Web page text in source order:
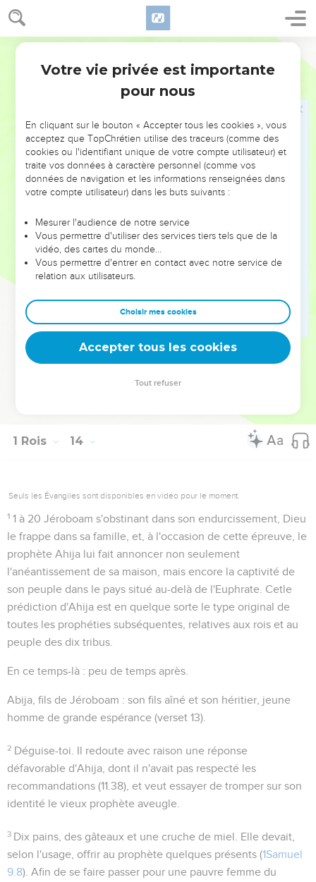
1 Rois 13
circonstance montrait qu'il y avait ici autre chose qu'un
accident naturel. Plus le prophète avait été honoré d'une
connaissance surnaturelle, plus sa désobéissance était
criminelle (Luc 12.48). Par la fin tragique du prophète, Dieu
répare le scandale donné par cette désobéissance et rétablit
l'autorité compromise de l'avertissement donné à Jéroboam.
Le prophète de Béthel sent sa culpabilité. Il agit envers
celui de Juda comme envers un membre de sa propre
famille.
31 et 32Il veut être enseveli avec lui ; car il le reconnaît
pour un frère, un vrai prophète. comparez
2Rois 23.17-18
Dans les villes de Samarie
A établir des sacrificateurs, littéralement :
à leur remplir la
main..., terme consacré pour dire installer dans le sacerdoce
Exode 28.41
1 Rois 14
Seuls les Évangiles sont disponibles en vidéo pour le moment.
1 1 à 20 Jéroboam s'obstinant dans son endurcissement, Dieu
le frappe dans sa famille, et, à l'occasion de cette épreuve, le
prophète Ahija lui fait annoncer non seulement
l'anéantissement de sa maison, mais encore la captivité de
son peuple dans le pays situé au-delà de l'Euphrate. Cetle
prédiction d'Ahija est en quelque sorte le type original de
toutes les prophéties subséquentes, relatives aux rois et au
peuple des dix tribus.
En ce temps-là : peu de temps après.
Abija, fils de Jéroboam : son fils aîné et son héritier, jeune
homme de grande espérance (verset 13).
2 Déguise-toi . Il redoute avec raison une réponse
défavorable d'Ahija, dont il n'avait pas respecté les
recommandations (11.38), et veut essayer de tromper sur son
identité le vieux prophète aveugle.
3 Dix pains, des gâteaux et une cruche de miel . Elle devait,
selon l'usage, offrir au prophète quelques présents (1Samuel
9.8). Afin de se faire passer pour une pauvre femme du
Votre vie privée est importante
pour nous
En cliquant sur le bouton « Accepter tous les cookies », vous
acceptez que TopChrétien utilise des traceurs (comme des
cookies ou l'identifiant unique de votre compte utilisateur) et
traite vos données à caractère personnel (comme vos
données de navigation et les informations renseignées dans
votre compte utilisateur) dans les buts suivants :
Mesurer l'audience de notre service
Vous permettre d'utiliser des services tiers tels que de la
vidéo, des cartes du monde…
Vous permettre d'entrer en contact avec notre service de
relation aux utilisateurs.
Choisir mes cookies
Accepter tous les cookies
Tout refuser